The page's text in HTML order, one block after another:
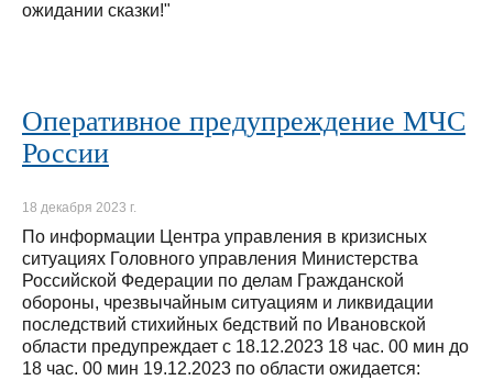
ожидании сказки!"
Оперативное предупреждение МЧС
России
18 декабря 2023 г.
По информации Центра управления в кризисных
ситуациях Головного управления Министерства
Российской Федерации по делам Гражданской
обороны, чрезвычайным ситуациям и ликвидации
последствий стихийных бедствий по Ивановской
области предупреждает с 18.12.2023 18 час. 00 мин до
18 час. 00 мин 19.12.2023 по области ожидается: